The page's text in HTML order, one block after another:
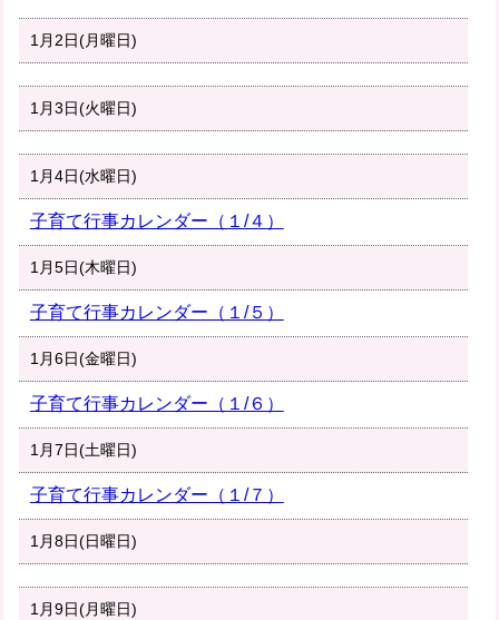
1月2日(月曜日)
1月3日(火曜日)
1月4日(水曜日)
子育て行事カレンダー（１/４）
1月5日(木曜日)
子育て行事カレンダー（１/５）
1月6日(金曜日)
子育て行事カレンダー（１/６）
1月7日(土曜日)
子育て行事カレンダー（１/７）
1月8日(日曜日)
1月9日(月曜日)